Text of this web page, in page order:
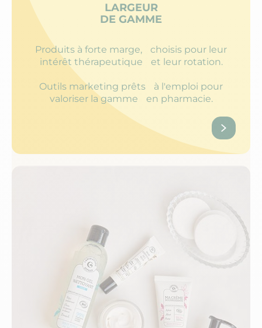
LARGEUR
DE GAMME
Produits à forte marge, choisis pour leur
intérêt thérapeutique et leur rotation.
Outils marketing prêts à l'emploi pour
valoriser la gamme en pharmacie.